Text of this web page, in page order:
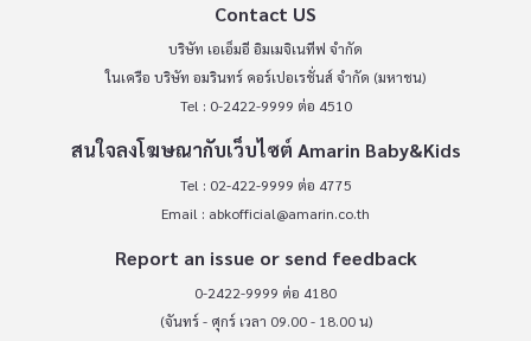
Contact US
บริษัท เอเอ็มอี อิมเมจิเนทีฟ จำกัด
ในเครือ บริษัท อมรินทร์ คอร์เปอเรชั่นส์ จำกัด (มหาชน)
Tel : 0-2422-9999 ต่อ 4510
สนใจลงโฆษณากับเว็บไซต์ Amarin Baby&Kids
Tel : 02-422-9999 ต่อ 4775
Email : abkofficial@amarin.co.th
Report an issue or send feedback
0-2422-9999 ต่อ 4180
(จันทร์ - ศุกร์ เวลา 09.00 - 18.00 น)